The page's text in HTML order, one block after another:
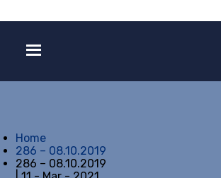
Home
286 – 08.10.2019
286 – 08.10.2019